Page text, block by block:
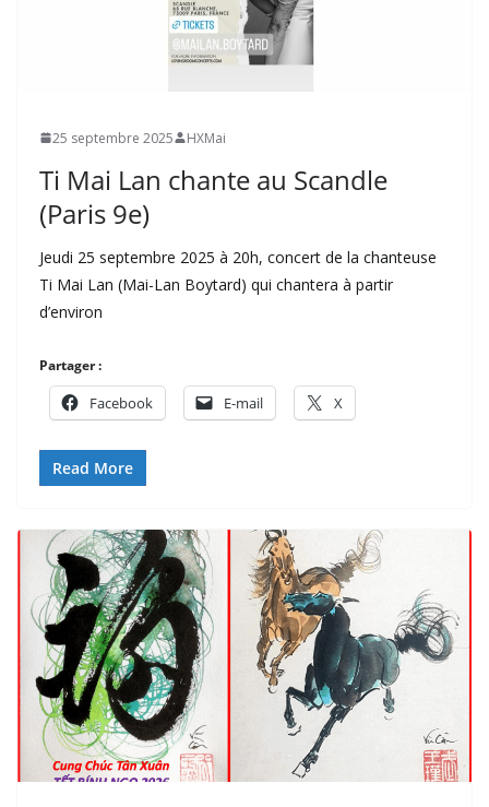
25 septembre 2025 HXMai
Ti Mai Lan chante au Scandle
(Paris 9e)
Jeudi 25 septembre 2025 à 20h, concert de la chanteuse
Ti Mai Lan (Mai-Lan Boytard) qui chantera à partir
d’environ
Partager :
Facebook E-mail X
Read More